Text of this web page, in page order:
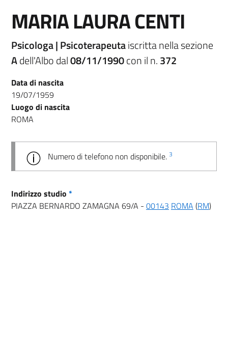
MARIA LAURA CENTI
Psicologa | Psicoterapeutaiscritta nella sezione
Adell'Albo dal08/11/1990con il n.372
Data di nascita
19/07/1959
Luogo di nascita
ROMA
Numero di telefono non disponibile. 3
Indirizzo studio *
PIAZZA BERNARDO ZAMAGNA 69/A - 00143 ROMA (RM)